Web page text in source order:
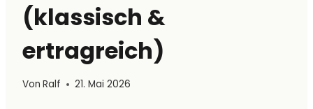
(klassisch &
ertragreich)
Von Ralf 21. Mai 2026